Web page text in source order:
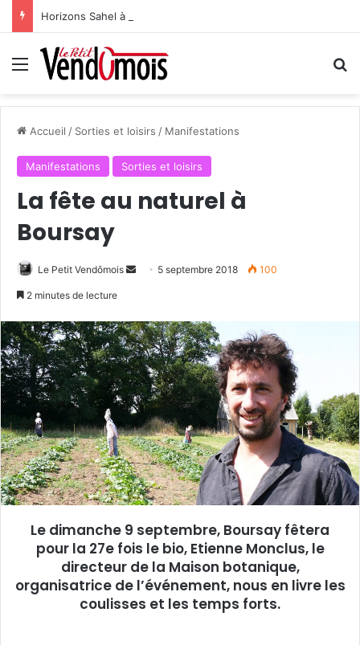
Horizons Sahel à l’heure du bilan
Menu
Accueil / Sorties et loisirs / Manifestations
Manifestations Sorties et loisirs
La fête au naturel à
Boursay
Le Petit Vendômois
o
y
e
r
u
n
c
o
u
r
e
l
5 septembre 2018 100
2 minutes de lecture
Le dimanche 9 septembre, Boursay fêtera
pour la 27e fois le bio, Etienne Monclus, le
directeur de la Maison botanique,
organisatrice de l’événement, nous en livre les
coulisses et les temps forts.